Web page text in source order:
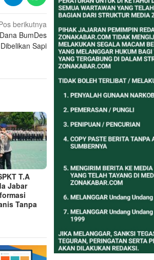
berikutnya
BumDes
Dibelikan Sapi
T.A
Jabar
Tanpa